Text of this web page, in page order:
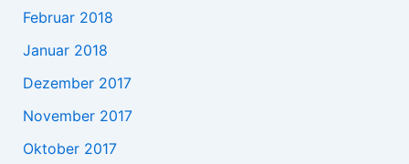
Februar 2018
Januar 2018
Dezember 2017
November 2017
Oktober 2017